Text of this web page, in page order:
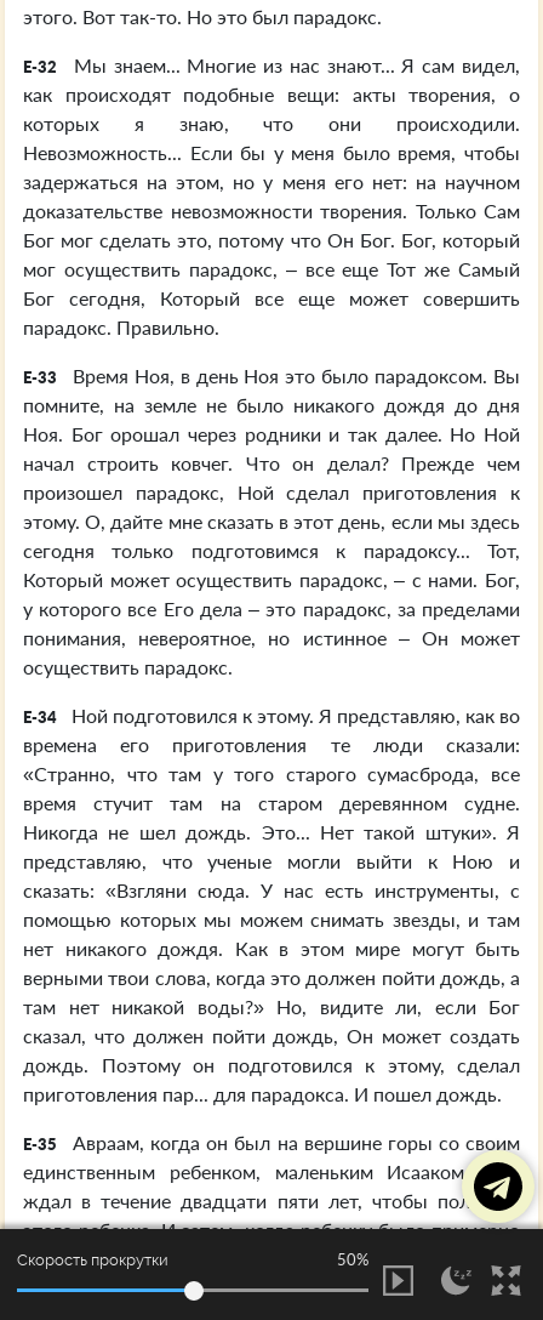
этого. Вот так-то. Но это был парадокс.
E-32
Мы знаем... Многие из нас знают... Я сам видел,
как происходят подобные вещи: акты творения, о
которых я знаю, что они происходили.
Невозможность... Если бы у меня было время, чтобы
задержаться на этом, но у меня его нет: на научном
доказательстве невозможности творения. Только Сам
Бог мог сделать это, потому что Он Бог. Бог, который
мог осуществить парадокс, – все еще Тот же Самый
Бог сегодня, Который все еще может совершить
парадокс. Правильно.
E-33
Время Ноя, в день Ноя это было парадоксом. Вы
помните, на земле не было никакого дождя до дня
Ноя. Бог орошал через родники и так далее. Но Ной
начал строить ковчег. Что он делал? Прежде чем
произошел парадокс, Ной сделал приготовления к
этому. О, дайте мне сказать в этот день, если мы здесь
сегодня только подготовимся к парадоксу... Тот,
Который может осуществить парадокс, – с нами. Бог,
у которого все Его дела – это парадокс, за пределами
понимания, невероятное, но истинное – Он может
осуществить парадокс.
E-34
Ной подготовился к этому. Я представляю, как во
времена его приготовления те люди сказали:
«Странно, что там у того старого сумасброда, все
время стучит там на старом деревянном судне.
Никогда не шел дождь. Это... Нет такой штуки». Я
представляю, что ученые могли выйти к Ною и
сказать: «Взгляни сюда. У нас есть инструменты, с
помощью которых мы можем снимать звезды, и там
нет никакого дождя. Как в этом мире могут быть
верными твои слова, когда это должен пойти дождь, а
там нет никакой воды?» Но, видите ли, если Бог
сказал, что должен пойти дождь, Он может создать
дождь. Поэтому он подготовился к этому, сделал
приготовления пар... для парадокса. И пошел дождь.
E-35
Авраам, когда он был на вершине горы со своим
единственным ребенком, маленьким Исааком... Он
ждал в течение двадцати пяти лет, чтобы получить
этого ребенка. И затем, когда ребенку было примерно
четырнадцать лет, Бог сказал ему... Ради чего он это
делал? Чтобы подтвердить, что Бог держит Свое
Скорость прокрутки 50%